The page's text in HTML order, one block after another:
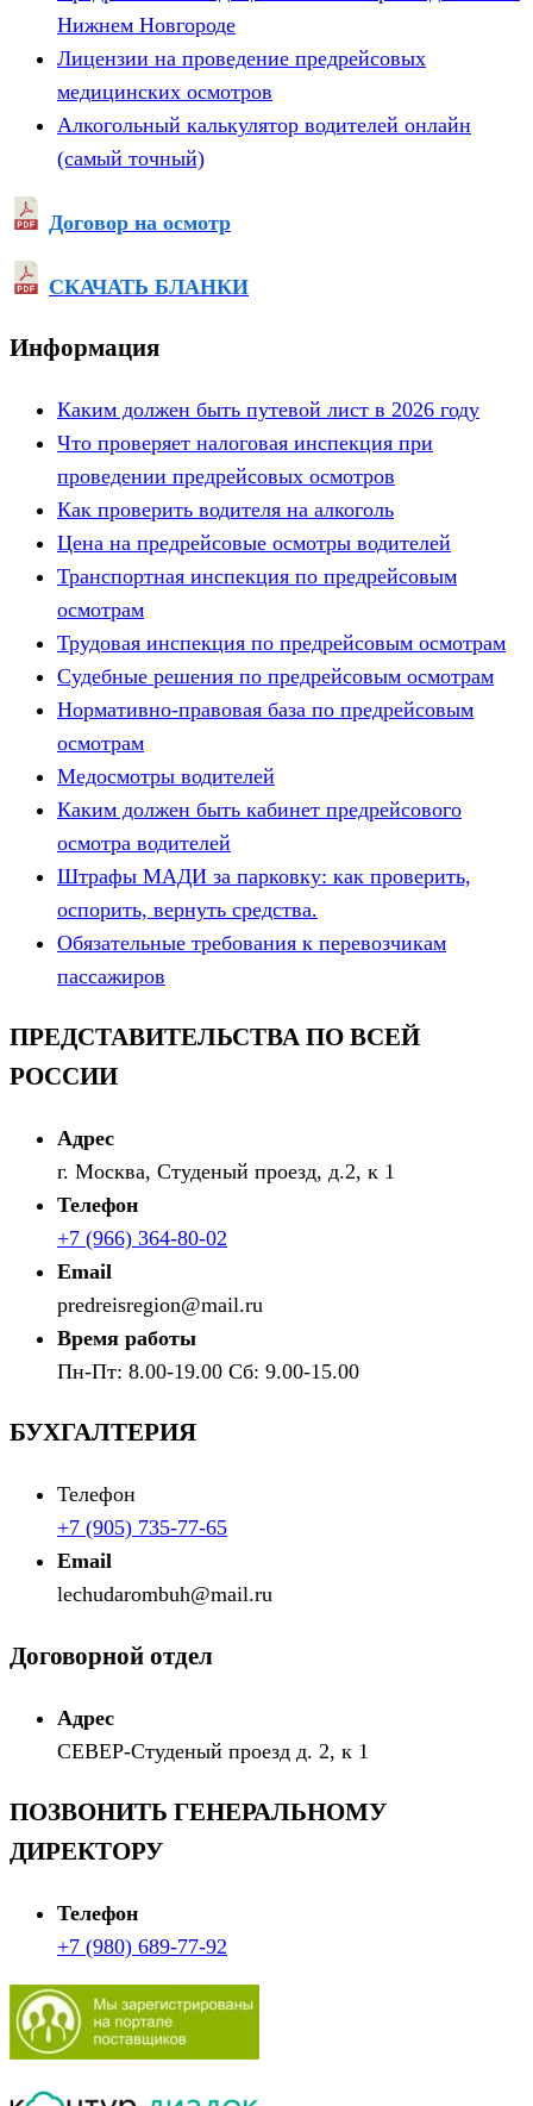
Нижнем Новгороде
Лицензии на проведение предрейсовых
медицинских осмотров
Алкогольный калькулятор водителей онлайн
(самый точный)
Договор на осмотр
СКАЧАТЬ БЛАНКИ
Информация
Каким должен быть путевой лист в 2026 году
Что проверяет налоговая инспекция при
проведении предрейсовых осмотров
Как проверить водителя на алкоголь
Цена на предрейсовые осмотры водителей
Транспортная инспекция по предрейсовым
осмотрам
Трудовая инспекция по предрейсовым осмотрам
Судебные решения по предрейсовым осмотрам
Нормативно-правовая база по предрейсовым
осмотрам
Медосмотры водителей
Каким должен быть кабинет предрейсового
осмотра водителей
Штрафы МАДИ за парковку: как проверить,
оспорить, вернуть средства.
Обязательные требования к перевозчикам
пассажиров
ПРЕДСТАВИТЕЛЬСТВА ПО ВСЕЙ
РОССИИ
Адрес
г. Москва, Студеный проезд, д.2, к 1
Телефон
+7 (966) 364-80-02
Email
predreisregion@mail.ru
Время работы
Пн-Пт: 8.00-19.00 Сб: 9.00-15.00
БУХГАЛТЕРИЯ
Телефон
+7 (905) 735-77-65
Email
lechudarombuh@mail.ru
Договорной отдел
Адрес
СЕВЕР-Студеный проезд д. 2, к 1
ПОЗВОНИТЬ ГЕНЕРАЛЬНОМУ
ДИРЕКТОРУ
Телефон
+7 (980) 689-77-92